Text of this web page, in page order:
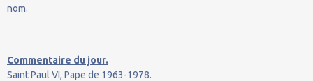
nom.
Commentaire du jour.
Saint Paul VI, Pape de 1963-1978.